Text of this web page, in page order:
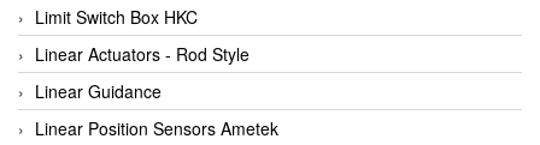
Aventics
Avproglobal
Axiomtek
AZBIL
Limit Switch Box HKC
Linear Actuators - Rod Style
Linear Guidance
Linear Position Sensors Ametek